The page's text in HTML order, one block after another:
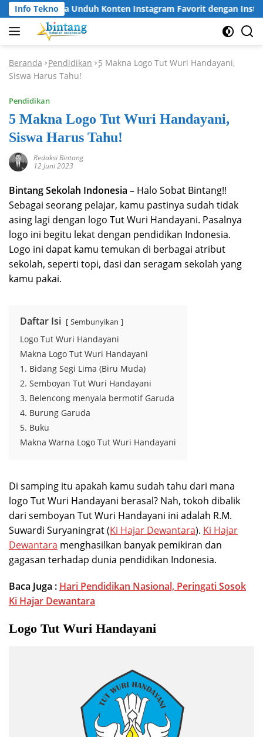
Langsung
ke
konten
Info TeknoCara Unduh Konten Instagram Favorit dengan
Beranda -Pendidikan -5 Makna Logo Tut Wuri Handayani,
Siswa Harus Tahu!
Pendidikan
5 Makna Logo Tut Wuri Handayani,
Siswa Harus Tahu!
Redaksi Bintang
12 Juni 2023
Bintang Sekolah Indonesia – Halo Sobat Bintang!!
Sebagai seorang pelajar, kamu pastinya sudah tidak
asing lagi dengan logo Tut Wuri Handayani. Pasalnya
logo ini begitu lekat dengan pendidikan Indonesia.
Logo ini dapat kamu temukan di berbagai atribut
sekolah, seperti topi, dasi dan seragam sekolah yang
kamu pakai.
Daftar Isi Sembunyikan
Logo Tut Wuri Handayani
Makna Logo Tut Wuri Handayani
1. Bidang Segi Lima (Biru Muda)
2. Semboyan Tut Wuri Handayani
3. Belencong menyala bermotif Garuda
4. Burung Garuda
5. Buku
Makna Warna Logo Tut Wuri Handayani
Di samping itu apakah kamu sudah tahu dari mana
logo Tut Wuri Handayani berasal? Nah, tokoh dibalik
dari semboyan Tut Wuri Handayani ini adalah R.M.
Suwardi Suryaningrat (Ki Hajar Dewantara). Ki Hajar
Dewantara menghasilkan banyak pemikiran dan
gagasan terhadap dunia pendidikan Indonesia.
Baca Juga : Hari Pendidikan Nasional, Peringati Sosok
Ki Hajar Dewantara
Logo Tut Wuri Handayani